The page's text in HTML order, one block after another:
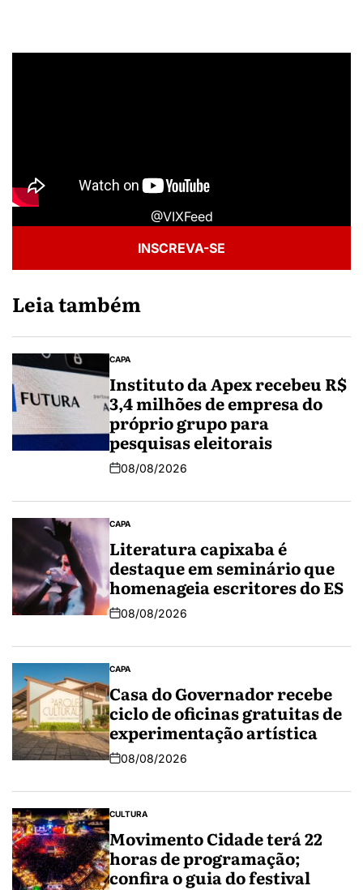
@VIXFeed
INSCREVA-SE
Leia também
CAPA
Instituto da Apex recebeu R$
3,4 milhões de empresa do
próprio grupo para
pesquisas eleitorais
08/08/2026
CAPA
Literatura capixaba é
destaque em seminário que
homenageia escritores do ES
08/08/2026
CAPA
Casa do Governador recebe
ciclo de oficinas gratuitas de
experimentação artística
08/08/2026
CULTURA
Movimento Cidade terá 22
horas de programação;
confira o guia do festival